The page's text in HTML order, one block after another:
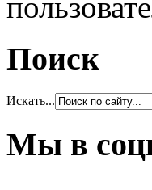
Поиск
Искать...
Мы в